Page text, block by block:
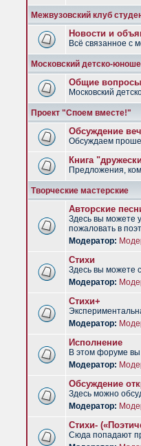
Межвузовский клуб
Новости и
Всё связанное с
Московский детско-
Общие
Московский
Проект "Споем вместе!"
Обсуждение
Обсуждаем
Книга
Предложения,
Творческие мастерские
Авторские
Здесь вы можете
пожаловать в
Модератор:
Стихи
Здесь вы можете
Модератор:
Стихи+
Модератор:
Исполнение
В этом форуме
Модератор:
Обсуждение
Здесь можно
Модератор:
Стихи-
Сюда попадают